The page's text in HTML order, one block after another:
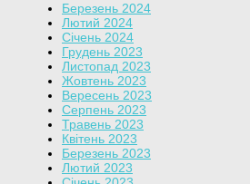
Березень 2024
Лютий 2024
Січень 2024
Грудень 2023
Листопад 2023
Жовтень 2023
Вересень 2023
Серпень 2023
Травень 2023
Квітень 2023
Березень 2023
Лютий 2023